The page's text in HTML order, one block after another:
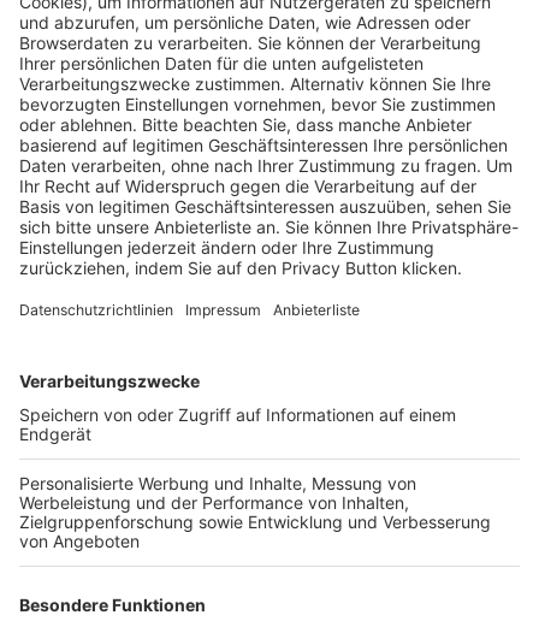
Pässe und Vereinswechsel
Trainerausbildung
Schulungsangebot Vereinsmitarbeiter
BFV-Geschäftsstellen
Trainerbörse
Login SpielPlus
FOLGE DEM BFV
TOP-VEREINE
TOP-PARTNER